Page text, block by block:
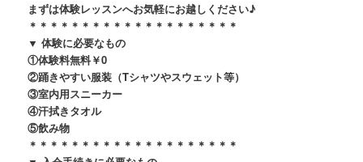
まずは体験レッスンへお気軽にお越しください♪
＊＊＊＊＊＊＊＊＊＊＊＊＊＊＊＊＊＊＊＊
▼ 体験に必要なもの
①体験料無料￥0
②踊きやすい服装（Tシャツやスウェット等）
③室内用スニーカー
④汗拭きタオル
⑤飲み物
＊＊＊＊＊＊＊＊＊＊＊＊＊＊＊＊＊＊＊＊